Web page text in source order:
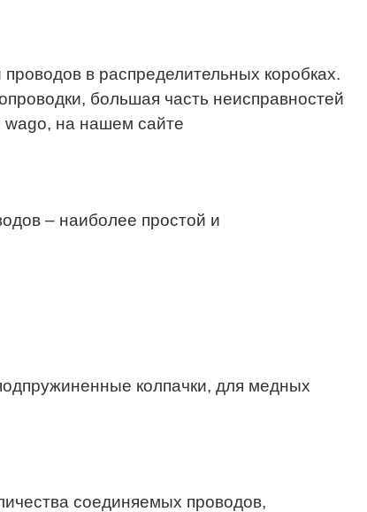
в распределительных коробках.
большая часть неисправностей
wago, на нашем сайте
– наиболее простой и
колпачки, для медных
соединяемых проводов,